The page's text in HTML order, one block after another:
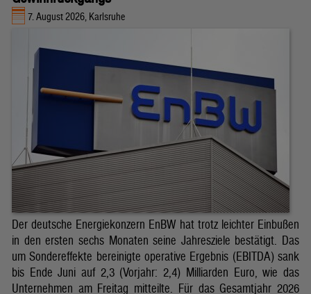
7. August 2026, Karlsruhe
Der deutsche Energiekonzern EnBW hat trotz leichter Einbußen
in den ersten sechs Monaten seine Jahresziele bestätigt. Das
um Sondereffekte bereinigte operative Ergebnis (EBITDA) sank
bis Ende Juni auf 2,3 (Vorjahr: 2,4) Milliarden Euro, wie das
Unternehmen am Freitag mitteilte. Für das Gesamtjahr 2026